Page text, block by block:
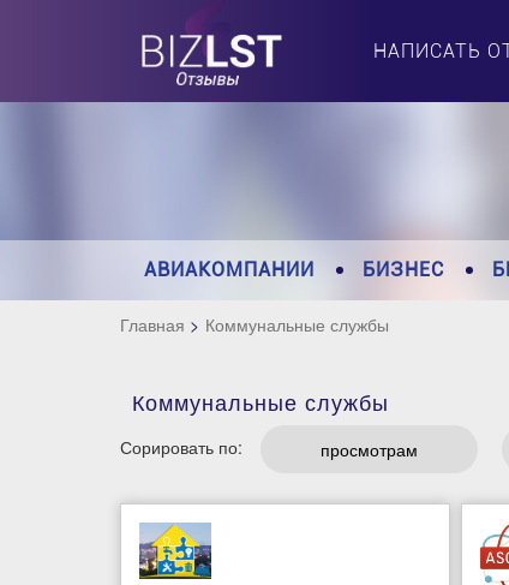
НАПИСАТЬ
АВИАКОМПАНИИ БИЗНЕС
Главная Коммунальные службы
Коммунальные службы
Сорировать по: просмотрам